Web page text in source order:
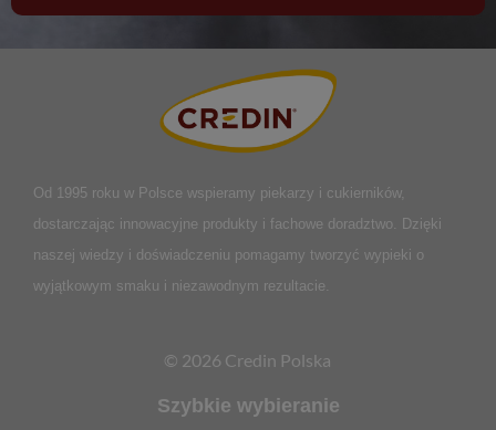
Od 1995 roku w Polsce wspieramy piekarzy i cukierników,
dostarczając innowacyjne produkty i fachowe doradztwo. Dzięki
naszej wiedzy i doświadczeniu pomagamy tworzyć wypieki o
wyjątkowym smaku i niezawodnym rezultacie.
© 2026 Credin Polska
Szybkie wybieranie